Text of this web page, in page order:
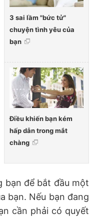
3 sai lầm "bức tử"
chuyện tình yêu của
bạn
Điều khiến bạn kém
hấp dẫn trong mắt
chàng
bạn để bắt đầu một
bạn. Nếu bạn đang
cần phải có quyết